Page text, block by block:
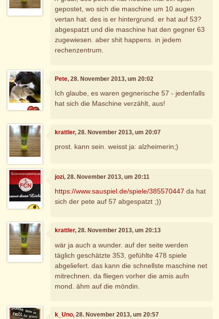
gepostet, wo sich die maschine um 10 augen
vertan hat. des is er hintergrund. er hat auf 53?
abgespatzt und die maschine hat den gegner 63
zugewiesen. aber shit happens. in jedem
rechenzentrum.
Pete, 28. November 2013, um 20:02
Ich glaube, es waren gegnerische 57 - jedenfalls
hat sich die Maschine verzählt, aus!
krattler, 28. November 2013, um 20:07
prost. kann sein. weisst ja: alzheimerin;)
jozi, 28. November 2013, um 20:11
https://www.sauspiel.de/spiele/385570447 da hat
sich der pete auf 57 abgespatzt ;))
krattler, 28. November 2013, um 20:13
wär ja auch a wunder. auf der seite werden
täglich geschätzte 353, gefühlte 478 spiele
abgeliefert. das kann die schnellste maschine net
mitrechnen. da fliegen vorher die amis aufn
mond. ähm auf die möndin.
k_Uno, 28. November 2013, um 20:57